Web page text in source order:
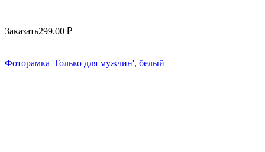
Заказать299.00 ₽
Фоторамка 'Только для мужчин', белый